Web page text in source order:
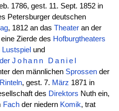
1786, gest. 11. Sept. 1852 in
Petersburger deutschen
, 1812 an das Theateran der
Zierde des Hofburgtheaters
Lustspiel und
Johann
Daniel
den männlichen Sprossen der
Rinteln, gest. 7. März 1871 in
des Direktors Nuth ein,
Fachder niedern Komik, trat